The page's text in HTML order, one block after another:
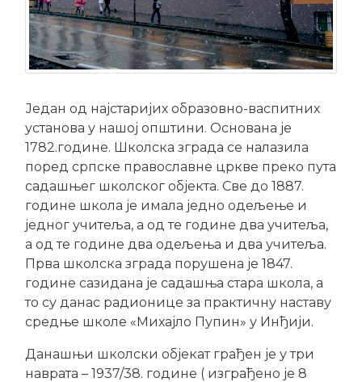
Један од најстаријих образовно-васпитних
установа у нашој општини. Основана је
1782.године. Школска зграда се налазила
поред српске православне цркве преко пута
садашњег школског објекта. Све до 1887.
године школа је имала једно одељење и
једног учитеља, а од те године два учитеља,
а од те године два одељења и два учитеља.
Прва школска зграда порушена је 1847.
године сазидана је садашња стара школа, а
то су данас радионице за практичну наставу
средње школе «Михајло Пупин» у Инђији.
Данашњи школски објекат грађен је у три
наврата – 1937/38. године ( изграђено је 8